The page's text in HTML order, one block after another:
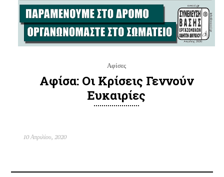
Αφίσες
Αφίσα: Οι Κρίσεις Γεννούν
Ευκαιρίες
10 Απριλίου, 2020